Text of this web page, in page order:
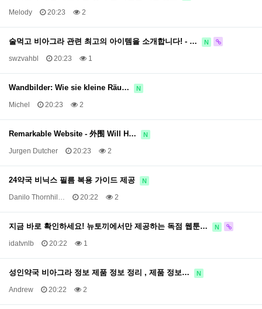
Melody 20:23 2
술먹고 비아그라 관련 최고의 아이템을 소개합니다! - … N
swzvahbl 20:23 1
Wandbilder: Wie sie kleine Räu… N
Michel 20:23 2
Remarkable Website - 外围 Will H… N
Jurgen Dutcher 20:23 2
24약국 비닉스 필름 복용 가이드 제공 N
Danilo Thornhil… 20:22 2
지금 바로 확인하세요! 뉴토끼에서만 제공하는 독점 웹툰… N
idatvnlb 20:22 1
성인약국 비아그라 정보 제품 정보 정리 , 제품 정보… N
Andrew 20:22 2